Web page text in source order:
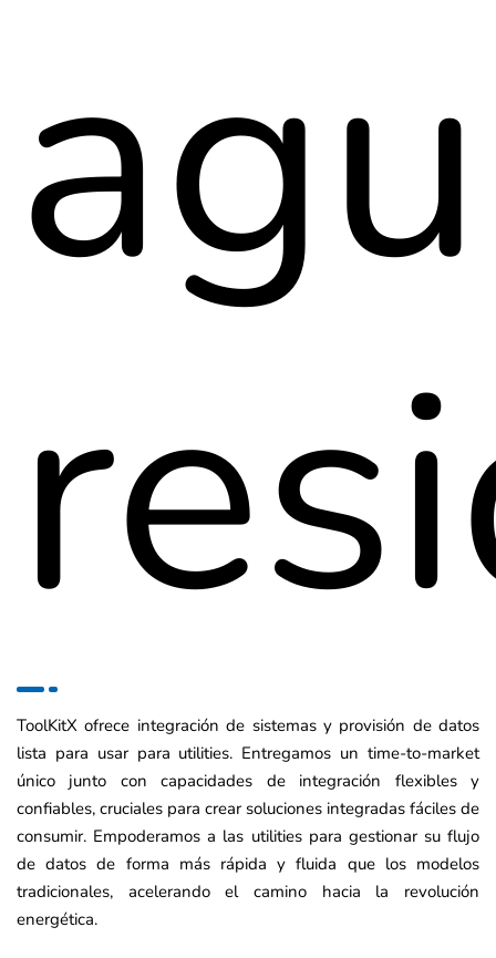
ToolKitX ofrece integración de sistemas y provisión de datos
lista para usar para utilities. Entregamos un time-to-market
único junto con capacidades de integración flexibles y
confiables, cruciales para crear soluciones integradas fáciles de
consumir. Empoderamos a las utilities para gestionar su flujo
de datos de forma más rápida y fluida que los modelos
tradicionales, acelerando el camino hacia la revolución
energética.